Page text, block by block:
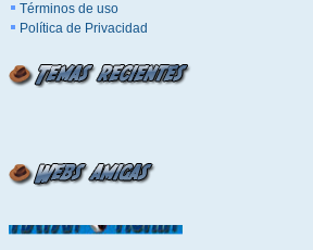
Términos de uso
Política de Privacidad